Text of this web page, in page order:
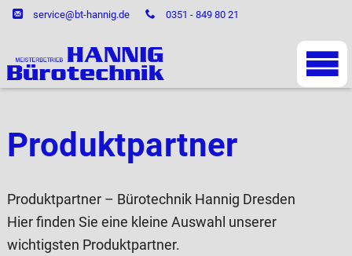
service@bt-hannig.de 0351 - 849 80 21
Produktpartner
Produktpartner – Bürotechnik Hannig Dresden
Hier finden Sie eine kleine Auswahl unserer
wichtigsten Produktpartner.